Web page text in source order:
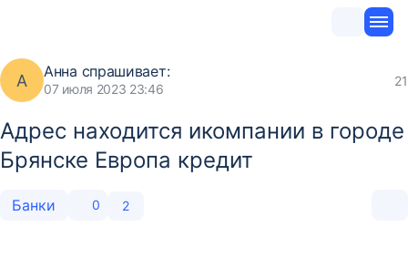
А Анна спрашивает:
07 июля 2023 23:46
21
Адрес находится икомпании в городе
Брянске Европа кредит
Банки 0 2